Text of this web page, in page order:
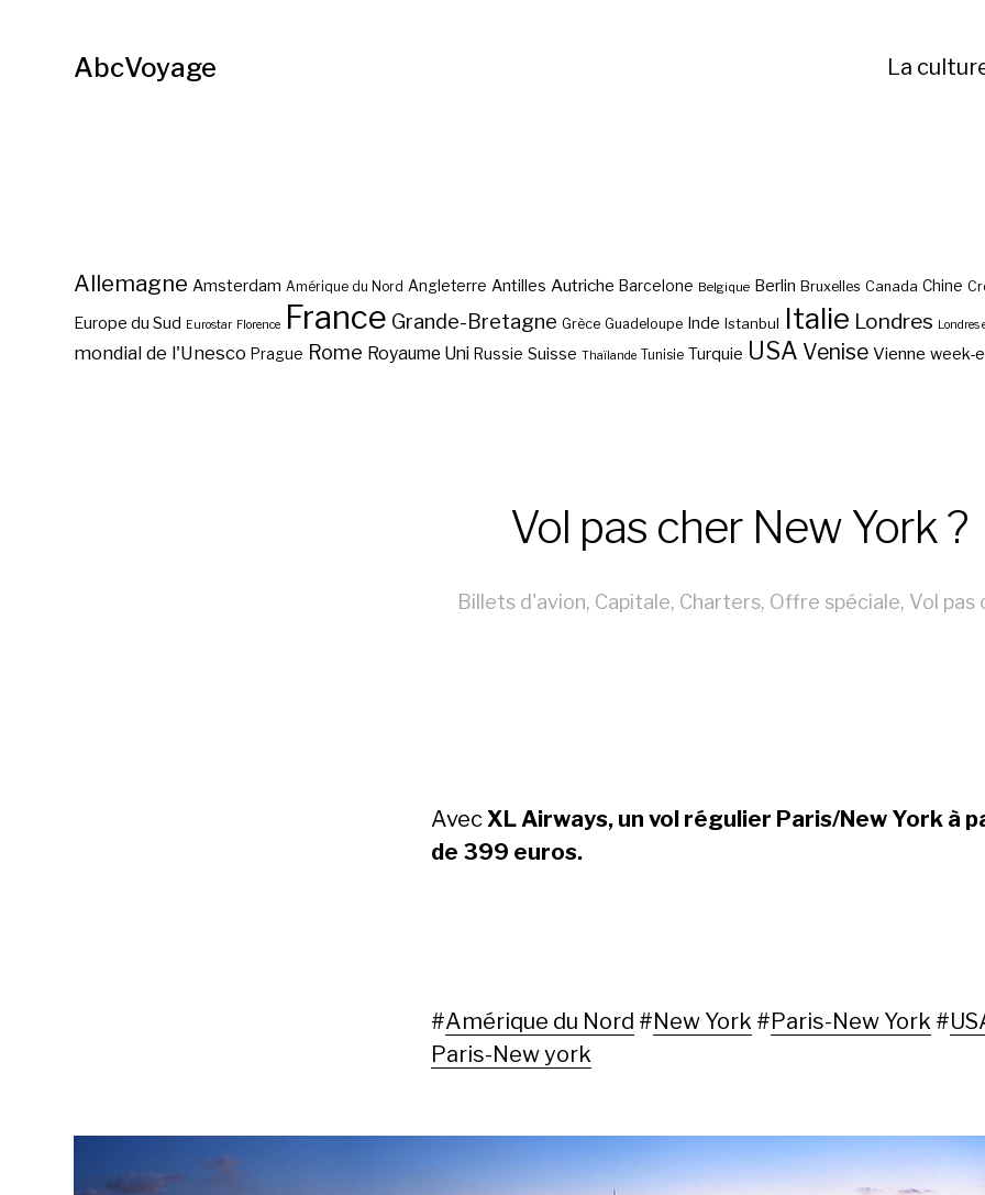
AbcVoyage La
Allemagne Amsterdam Amérique du Nord Angleterre Antilles Autriche Barcelone Belgique Berlin Bruxelles Canada Chine
Europe du Sud Eurostar Florence France Grande-Bretagne Grèce Guadeloupe Inde Istanbul Italie Londres Londres
mondial de l'Unesco Prague Rome Royaume Uni Russie Suisse Thaïlande Tunisie Turquie USA Venise Vienne week-
Vol pas cher New York ?
Billets d'avion, Capitale, Charters, Offre spéciale, Vol pas
AvecXL Airways, un vol régulier Paris/New York à
de 399 euros.
#Amérique du Nord #New York #Paris-New York #
Paris-New york